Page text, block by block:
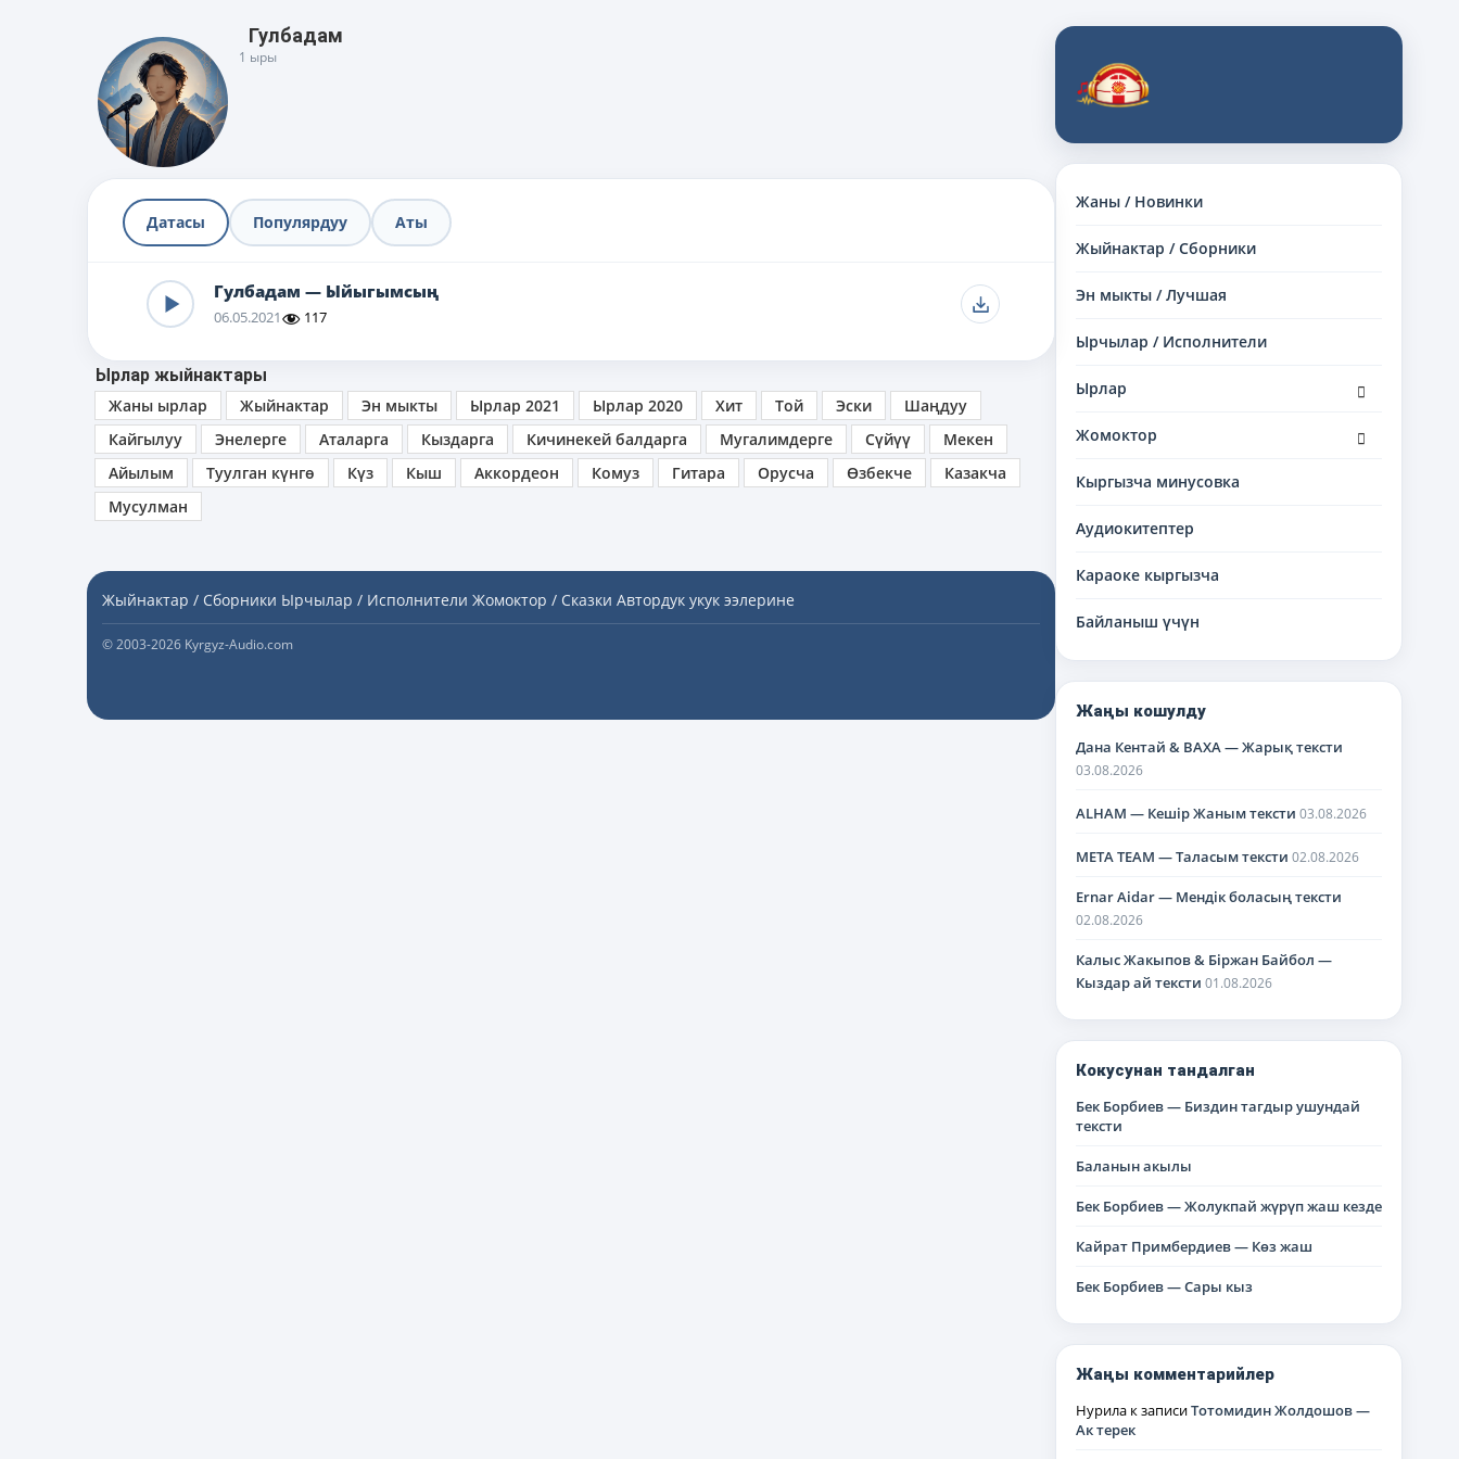
Жаны / Новинки
Жыйнактар / Сборники
Эн мыкты / Лучшая
Ырчылар / Исполнители
Ырлар
дочернее
Жомоктор
дочернее
Кыргызча минусовка
Аудиокитептер
Караоке кыргызча
Байланыш үчүн
Жаңы кошулду
Дана Кентай & BAXA — Жарық тексти
03.08.2026
ALHAM — Кешір Жаным тексти 03.08.2026
META TEAM — Таласым тексти 02.08.2026
Ernar Aidar — Мендік боласың тексти
02.08.2026
Калыс Жакыпов & Біржан Байбол —
Кыздар ай тексти 01.08.2026
Кокусунан тандалган
Бек Борбиев — Биздин тагдыр ушундай
тексти
Баланын акылы
Бек Борбиев — Жолукпай жүрүп жаш кезде
Кайрат Примбердиев — Көз жаш
Бек Борбиев — Сары кыз
Жаңы комментарийлер
Нурила к записиТотомидин Жолдошов —
Ак терек
Гулбадам
1 ыры
Датасы Популярдуу Аты
Гулбадам — Ыйыгымсың
06.05.2021 117
Ырлар жыйнактары
Жаны ырлар
Жыйнактар Эн мыкты Ырлар 2021 Ырлар 2020 Хит Той Эски
Шаңдуу
Кайгылуу
Энелерге Аталарга Кыздарга Кичинекей балдарга Мугалимдерге Сүйүү
Мекен
Айылым
Туулган күнгө Күз Кыш Аккордеон Комуз Гитара Орусча Өзбекче
Казакча
Мусулман
Жыйнактар / Сборники Ырчылар / Исполнители Жомоктор / Сказки Автордук укук ээлерине
© 2003-2026 Kyrgyz-Audio.com